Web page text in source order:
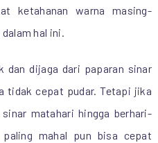
ketahanan warna masing-
hal ini.
dijaga dari paparan sinar
tidak cepat pudar. Tetapi jika
matahari hingga berhari-
mahal pun bisa cepat